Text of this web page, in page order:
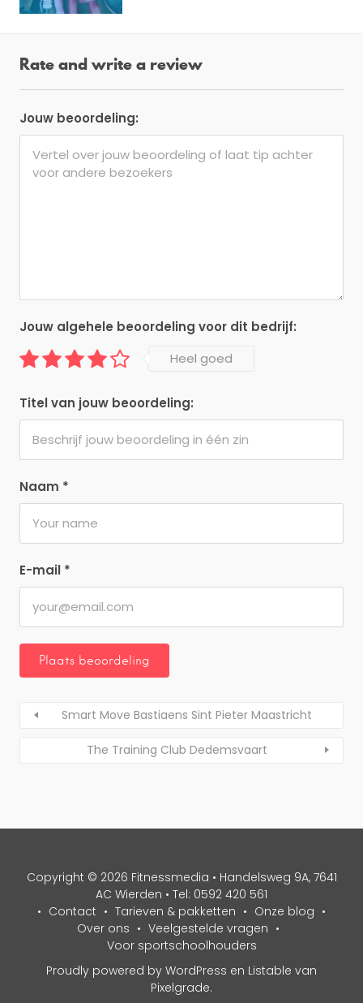
Rate and write a review
Jouw beoordeling:
Naam *
E-mail *
Jouw algehele beoordeling voor dit bedrijf:
Heel goed
Titel van jouw beoordeling:
Smart Move Bastiaens Sint Pieter Maastricht
The Training Club Dedemsvaart
Copyright © 2026 Fitnessmedia • Handelsweg 9A, 7641
AC Wierden • Tel: 0592 420 561
Contact
Tarieven & pakketten
Onze blog
Over ons
Veelgestelde vragen
Voor sportschoolhouders
Proudly powered by WordPress en Listable van
Pixelgrade.